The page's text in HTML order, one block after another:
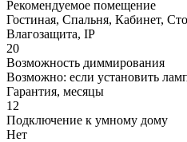
Рекомендуемое помещение
Гостиная, Спальня, Кабинет,
Влагозащита, IP
20
Возможность диммирования
Возможно: если установить
Гарантия, месяцы
12
Подключение к умному дому
Нет